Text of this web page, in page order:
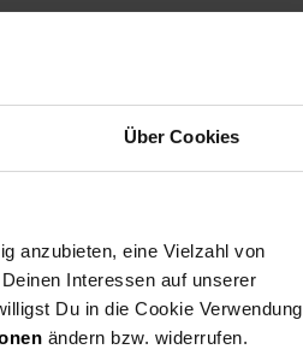
Über Cookies
anzubieten, eine Vielzahl von
Interessen auf unserer
Du in die Cookie Verwendung
ändern bzw. widerrufen.